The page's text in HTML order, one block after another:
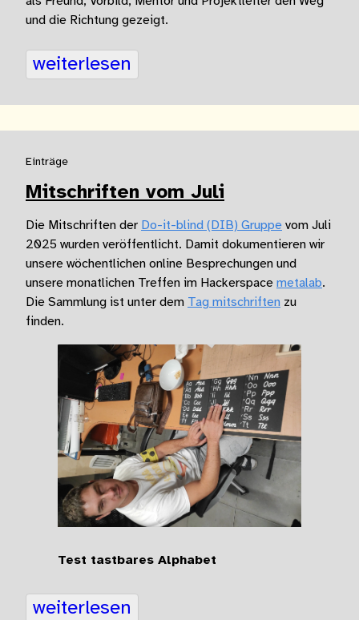
und die Richtung gezeigt.
weiterlesen
Einträge
Mitschriften vom Juli
Die Mitschriften der Do-it-blind (DIB) Gruppe vom Juli
2025 wurden veröffentlicht. Damit dokumentieren wir
unsere wöchentlichen online Besprechungen und
unsere monatlichen Treffen im Hackerspace metalab.
Die Sammlung ist unter dem Tag mitschriften zu
finden.
Test tastbares Alphabet
weiterlesen